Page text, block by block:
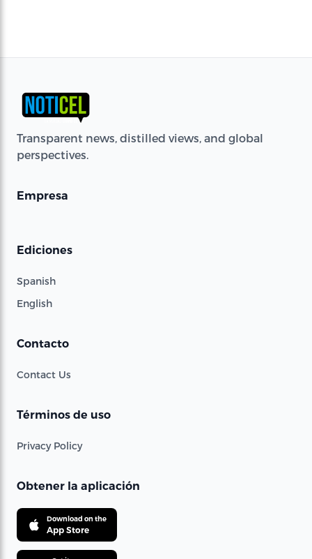
Transparent news, distilled views, and global
perspectives.
Empresa
Ediciones
Spanish
English
Contacto
Contact Us
Términos de uso
Privacy Policy
Obtener la aplicación
Download on the
App Store